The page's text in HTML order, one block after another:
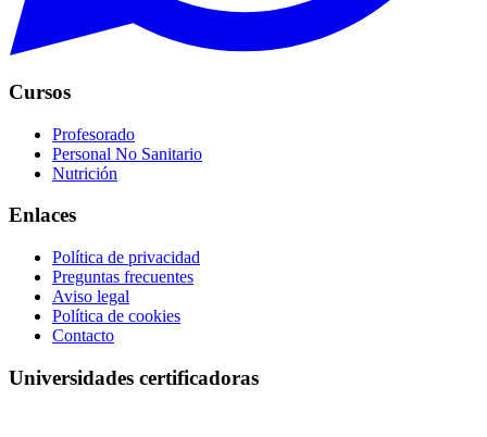
Cursos
Profesorado
Personal No Sanitario
Nutrición
Enlaces
Política de privacidad
Preguntas frecuentes
Aviso legal
Política de cookies
Contacto
Universidades certificadoras